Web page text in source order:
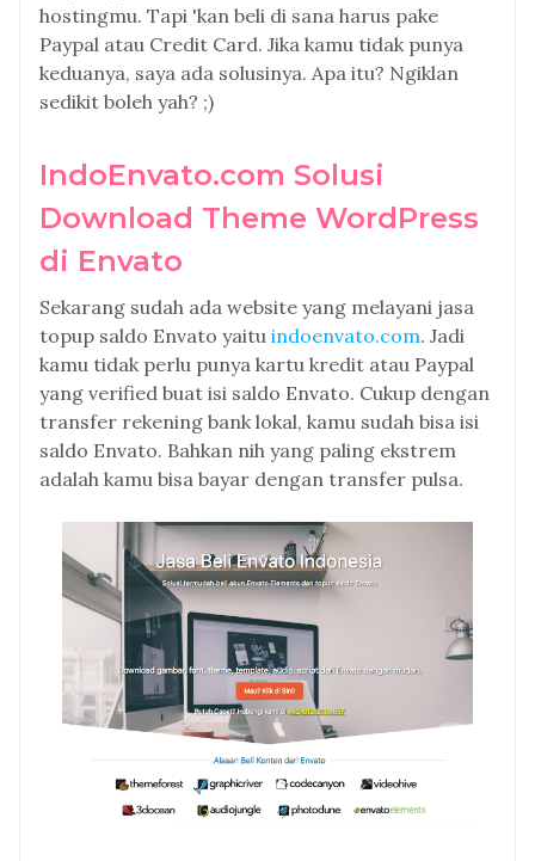
hostingmu. Tapi 'kan beli di sana harus pake
Paypal atau Credit Card. Jika kamu tidak punya
keduanya, saya ada solusinya. Apa itu? Ngiklan
sedikit boleh yah? ;)
IndoEnvato.com Solusi
Download Theme WordPress
di Envato
Sekarang sudah ada website yang melayani jasa
topup saldo Envato yaitu indoenvato.com. Jadi
kamu tidak perlu punya kartu kredit atau Paypal
yang verified buat isi saldo Envato. Cukup dengan
transfer rekening bank lokal, kamu sudah bisa isi
saldo Envato. Bahkan nih yang paling ekstrem
adalah kamu bisa bayar dengan transfer pulsa.